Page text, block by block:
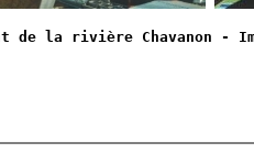
de la rivière Chavanon -